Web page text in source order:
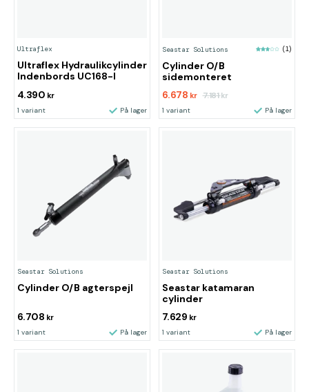
Ultraflex
Ultraflex Hydraulikcylinder
Indenbords UC168-I
4.390 kr
1 variant På lager
Seastar Solutions (1)
Cylinder O/B
sidemonteret
6.678 kr 7.181kr
1 variant På lager
Seastar Solutions
Cylinder O/B agterspejl
6.708 kr
1 variant På lager
Seastar Solutions
Seastar katamaran
cylinder
7.629 kr
1 variant På lager